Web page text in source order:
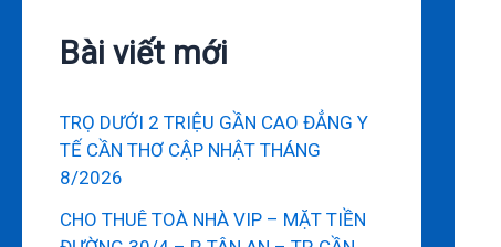
Bài viết mới
TRỌ DƯỚI 2 TRIỆU GẦN CAO ĐẲNG Y
TẾ CẦN THƠ CẬP NHẬT THÁNG
8/2026
CHO THUÊ TOÀ NHÀ VIP – MẶT TIỀN